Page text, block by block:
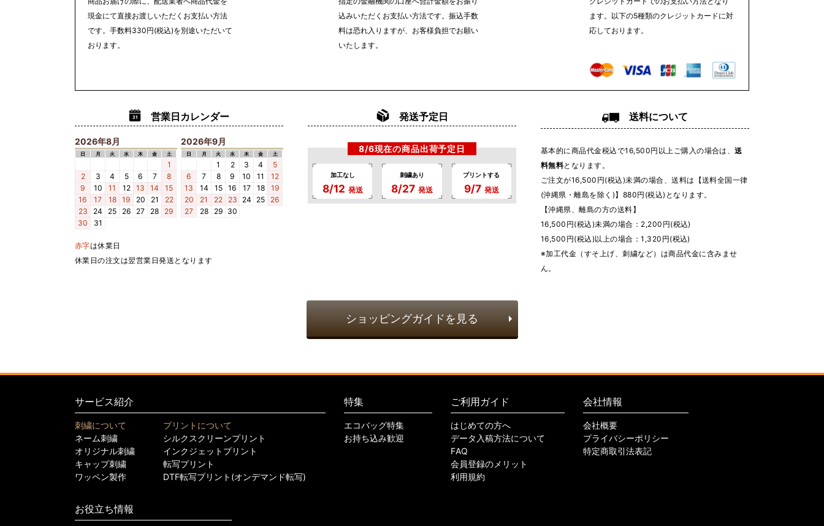
現金にて直接お渡しいただくお支払い方法
です。手数料330円(税込)を別途いただいて
おります。
込みいただくお支払い方法です。振込手数
料は恐れ入りますが、お客様負担でお願い
いたします。
ます。以下の5種類のクレジットカードに対
応しております。
営業日カレンダー
2026年8月
日 月 火 水 木 金 土
1
2
3 4 5 6 7
8
9
10 11 12 13 14
15
16
17 18 19 20 21
22
23
24 25 26 27 28
29
30
31
2026年9月
日 月 火 水 木 金 土
1 2 3 4
5
6
7 8 9 10 11
12
13
14 15 16 17 18
19
20
21 22 23 24 25
26
27
28 29 30
赤字は休業日
休業日の注文は翌営業日発送となります
発送予定日
8/6現在の商品出荷予定日
加工なし
8/12 発送
刺繍あり
8/27 発送
プリントする
9/7 発送
送料について
基本的に商品代金税込で16,500円以上ご購入の場合は、送
料無料となります。
ご注文が16,500円(税込)未満の場合、送料は【送料全国一律
(沖縄県・離島を除く)】880円(税込)となります。
【沖縄県、離島の方の送料】
16,500円(税込)未満の場合：2,200円(税込)
16,500円(税込)以上の場合：1,320円(税込)
※加工代金（すそ上げ、刺繍など）は商品代金に含みませ
ん。
ショッピングガイドを見る
サービス紹介
刺繍について
ネーム刺繍
オリジナル刺繍
キャップ刺繍
ワッペン製作
プリントについて
シルクスクリーンプリント
インクジェットプリント
転写プリント
DTF転写プリント(オンデマンド転写)
特集
エコバッグ特集
お持ち込み歓迎
ご利用ガイド
はじめての方へ
データ入稿方法について
FAQ
会員登録のメリット
利用規約
会社情報
会社概要
プライバシーポリシー
特定商取引法表記
お役立ち情報